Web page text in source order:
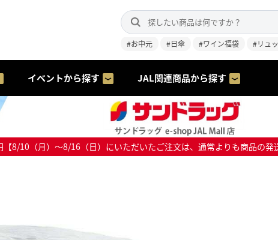
#お中元 #日傘 #ワイン福袋 #リュ
イベントから探す JAL関連商品から探す
8/10（月）～8/16（日）にいただいたご注文は、通常よりも商品の発